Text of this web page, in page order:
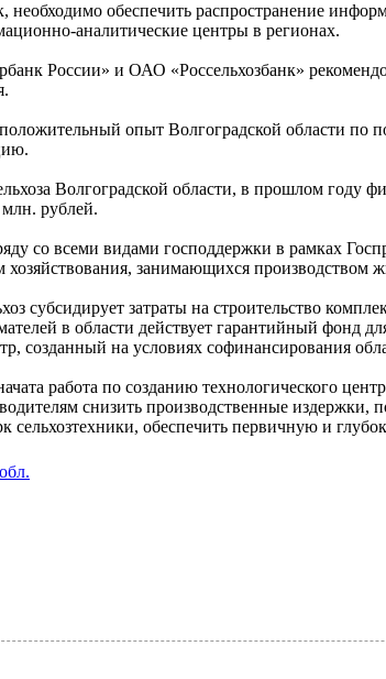
обеспечить распространение
аналитические центры в регионах.
России» и ОАО «Россельхозбанк»
опыт Волгоградской области по
Волгоградской области, в прошлом году
рублей.
со всеми видами господдержки в рамках
занимающихся производством
субсидирует затраты на строительство
в области действует гарантийный фонд
созданный на условиях софинансирования
работа по созданию технологического
снизить производственные
сельхозтехники, обеспечить первичную и